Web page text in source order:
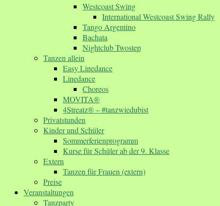
Westcoast Swing
International Westcoast Swing Rally
Tango Argentino
Bachata
Nightclub Twostep
Tanzen allein
Easy Linedance
Linedance
Choreos
MOVITA®
4Streatz® – #tanzwiedubist
Privatstunden
Kinder und Schüler
Sommerferienprogramm
Kurse für Schüler ab der 9. Klasse
Extern
Tanzen für Frauen (extern)
Preise
Veranstaltungen
Tanzparty